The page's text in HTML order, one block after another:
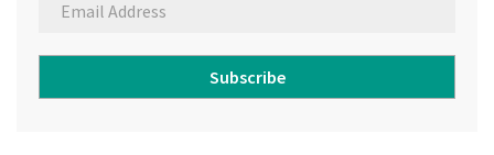
Subscribe